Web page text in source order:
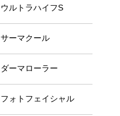
ウルトラハイフS
サーマクール
ダーマローラー
フォトフェイシャル